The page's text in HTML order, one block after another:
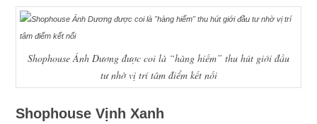
Shophouse Ánh Dương được coi là “hàng hiếm” thu hút giới đầu
tư nhờ vị trí tâm điểm kết nối
Shophouse Vịnh Xanh